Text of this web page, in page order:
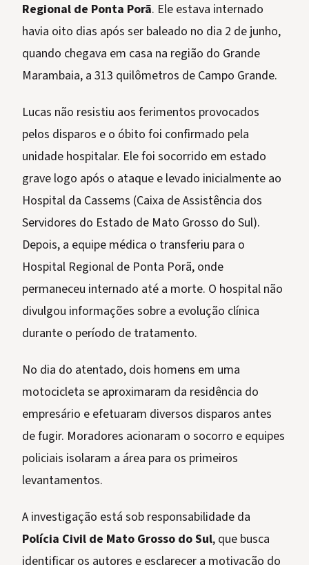
Regional de Ponta Porã. Ele estava internado
havia oito dias após ser baleado no dia 2 de junho,
quando chegava em casa na região do Grande
Marambaia, a 313 quilômetros de Campo Grande.
Lucas não resistiu aos ferimentos provocados
pelos disparos e o óbito foi confirmado pela
unidade hospitalar. Ele foi socorrido em estado
grave logo após o ataque e levado inicialmente ao
Hospital da Cassems (Caixa de Assistência dos
Servidores do Estado de Mato Grosso do Sul).
Depois, a equipe médica o transferiu para o
Hospital Regional de Ponta Porã, onde
permaneceu internado até a morte. O hospital não
divulgou informações sobre a evolução clínica
durante o período de tratamento.
No dia do atentado, dois homens em uma
motocicleta se aproximaram da residência do
empresário e efetuaram diversos disparos antes
de fugir. Moradores acionaram o socorro e equipes
policiais isolaram a área para os primeiros
levantamentos.
A investigação está sob responsabilidade da
Polícia Civil de Mato Grosso do Sul, que busca
identificar os autores e esclarecer a motivação do